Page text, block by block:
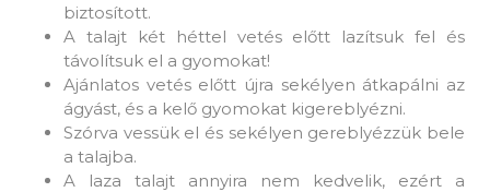
biztosított.
A talajt két héttel vetés előtt lazítsuk fel és
távolítsuk el a gyomokat!
Ajánlatos vetés előtt újra sekélyen átkapálni az
ágyást, és a kelő gyomokat kigereblyézni.
Szórva vessük el és sekélyen gereblyézzük bele
a talajba.
A laza talajt annyira nem kedvelik, ezért a